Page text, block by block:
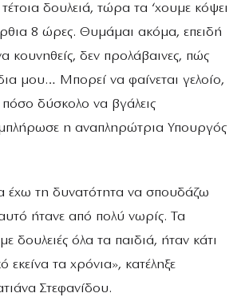
δουλειά, τώρα τα ‘χουμε κόψει
8 ώρες. Θυμάμαι ακόμα, επειδή
κουνηθείς, δεν προλάβαινες, πώς
μου… Μπορεί να φαίνεται γελοίο,
πόσο δύσκολο να βγάλεις
η αναπληρώτρια Υπουργός
έχω τη δυνατότητα να σπουδάζω
ήτανε από πολύ νωρίς. Τα
δουλειές όλα τα παιδιά, ήταν κάτι
εκείνα τα χρόνια», κατέληξε
Στεφανίδου.